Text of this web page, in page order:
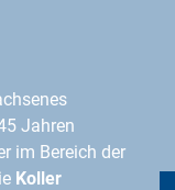
Jahren
im Bereich der
Koller